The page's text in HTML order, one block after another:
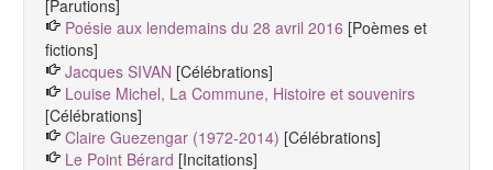
[Parutions]
Poésie aux lendemains du 28 avril 2016 [Poèmes et
fictions]
Jacques SIVAN [Célébrations]
Louise Michel, La Commune, Histoire et souvenirs
[Célébrations]
Claire Guezengar (1972-2014) [Célébrations]
Le Point Bérard [Incitations]